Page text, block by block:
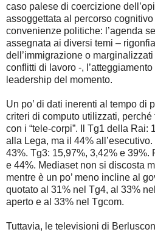
caso palese di coercizione
assoggettata al percorso
convenienze politiche: l’agenda
assegnata ai diversi temi –
dell’immigrazione o
conflitti di lavoro -,
leadership del momento.
Un po’ di dati inerenti al tempo di
criteri di computo utilizzati,
con i “tele-corpi”. Il Tg1 della Rai:
alla Lega, ma il 44%
43%. Tg3: 15,97%, 3,42% e 39%.
e 44%. Mediaset non si discosta
mentre è un po’ meno incline al
quotato al 31% nel Tg4, al 33%
aperto e al 33% nel Tgcom.
Tuttavia, le televisioni di